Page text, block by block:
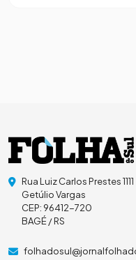
Rua Luiz Carlos Prestes 1111
Getúlio Vargas
CEP: 96412-720
BAGÉ / RS